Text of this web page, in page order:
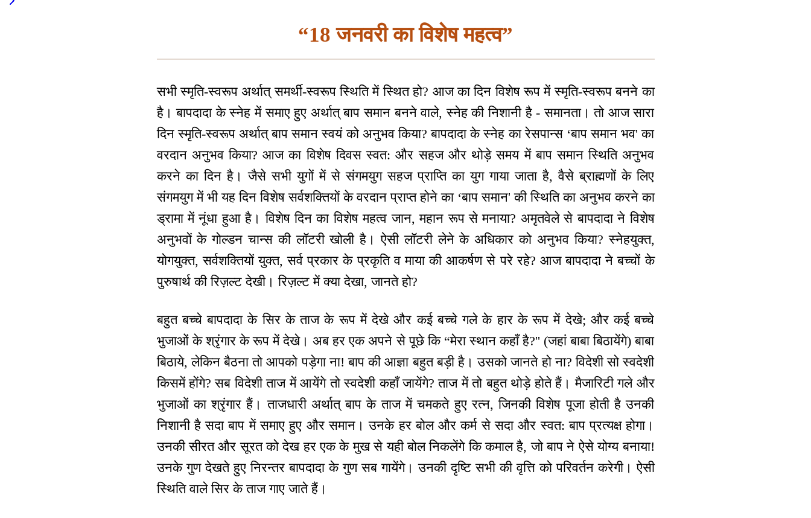
“18 जनवरी का विशेष महत्व”
सभी स्मृति-स्वरूप अर्थात् समर्थी-स्वरूप स्थिति में स्थित हो? आज का दिन विशेष रूप में स्मृति-स्वरूप बनने का
है। बापदादा के स्नेह में समाए हुए अर्थात् बाप समान बनने वाले, स्नेह की निशानी है - समानता। तो आज सारा
दिन स्मृति-स्वरूप अर्थात् बाप समान स्वयं को अनुभव किया? बापदादा के स्नेह का रेसपान्स ‘बाप समान भव' का
वरदान अनुभव किया? आज का विशेष दिवस स्वत: और सहज और थोड़े समय में बाप समान स्थिति अनुभव
करने का दिन है। जैसे सभी युगों में से संगमयुग सहज प्राप्ति का युग गाया जाता है, वैसे ब्राह्मणों के लिए
संगमयुग में भी यह दिन विशेष सर्वशक्तियों के वरदान प्राप्त होने का ‘बाप समान' की स्थिति का अनुभव करने का
ड्रामा में नूंधा हुआ है। विशेष दिन का विशेष महत्व जान, महान रूप से मनाया? अमृतवेले से बापदादा ने विशेष
अनुभवों के गोल्डन चान्स की लॉटरी खोली है। ऐसी लॉटरी लेने के अधिकार को अनुभव किया? स्नेहयुक्त,
योगयुक्त, सर्वशक्तियों युक्त, सर्व प्रकार के प्रकृति व माया की आकर्षण से परे रहे? आज बापदादा ने बच्चों के
पुरुषार्थ की रिज़ल्ट देखी। रिज़ल्ट में क्या देखा, जानते हो?
बहुत बच्चे बापदादा के सिर के ताज के रूप में देखे और कई बच्चे गले के हार के रूप में देखे; और कई बच्चे
भुजाओं के श्रृंगार के रूप में देखे। अब हर एक अपने से पूछे कि “मेरा स्थान कहाँ है?'' (जहां बाबा बिठायेंगे) बाबा
बिठाये, लेकिन बैठना तो आपको पड़ेगा ना! बाप की आज्ञा बहुत बड़ी है। उसको जानते हो ना? विदेशी सो स्वदेशी
किसमें होंगे? सब विदेशी ताज में आयेंगे तो स्वदेशी कहाँ जायेंगे? ताज में तो बहुत थोड़े होते हैं। मैजारिटी गले और
भुजाओं का श्रृंगार हैं। ताजधारी अर्थात् बाप के ताज में चमकते हुए रत्न, जिनकी विशेष पूजा होती है उनकी
निशानी है सदा बाप में समाए हुए और समान। उनके हर बोल और कर्म से सदा और स्वत: बाप प्रत्यक्ष होगा।
उनकी सीरत और सूरत को देख हर एक के मुख से यही बोल निकलेंगे कि कमाल है, जो बाप ने ऐसे योग्य बनाया!
उनके गुण देखते हुए निरन्तर बापदादा के गुण सब गायेंगे। उनकी दृष्टि सभी की वृत्ति को परिवर्तन करेगी। ऐसी
स्थिति वाले सिर के ताज गाए जाते हैं।